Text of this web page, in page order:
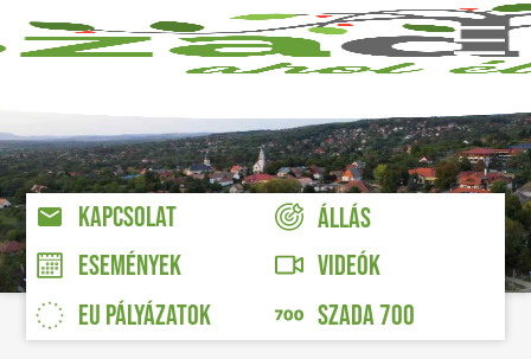
KAPCSOLAT
ÁLLÁS
ESEMÉNYEK
VIDEÓK
EU PÁLYÁZATOK
SZADA 700